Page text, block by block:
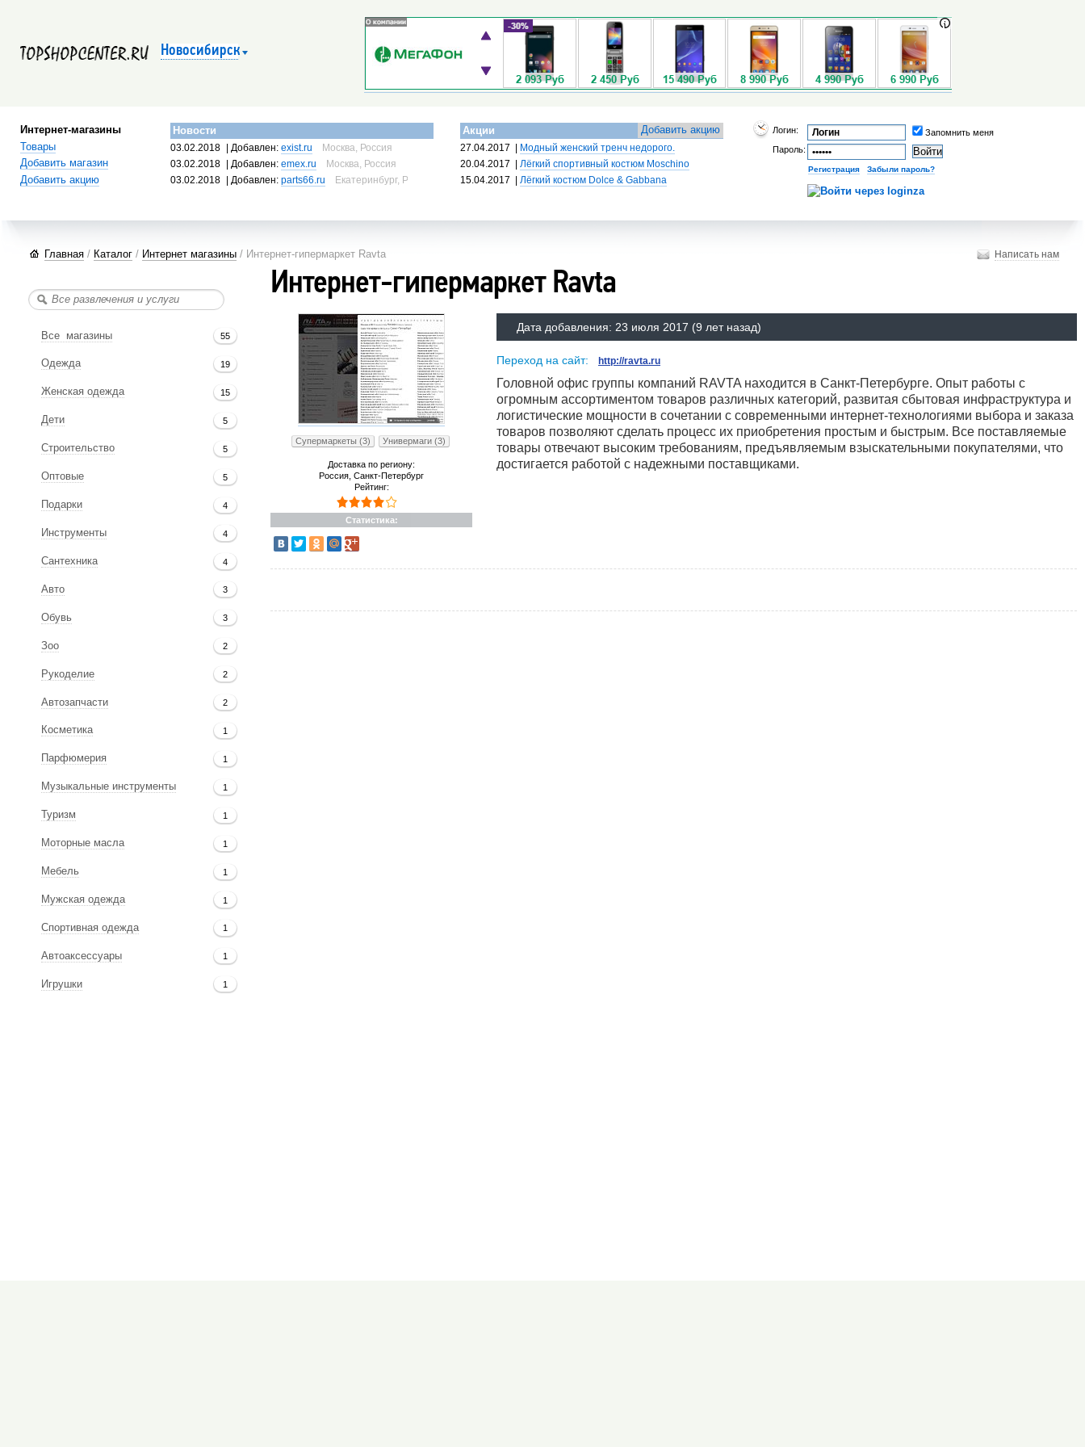
Новосибирск
Интернет-магазины
Товары
Добавить магазин
Добавить акцию
Новости
03.02.2018 | Добавлен: exist.ru
Москва, Россия
03.02.2018
| Добавлен: emex.ru
Москва, Россия
03.02.2018
| Добавлен: parts66.ru Екатеринбург, Россия
Добавить акцию
Акции
27.04.2017
Модный женский тренч недорого.
20.04.2017
Лёгкий спортивный костюм Moschino
15.04.2017
Лёгкий костюм Dolce & Gabbana
Логин:
Запомнить меня
Пароль:
Регистрация| Забыли пароль?
Написать нам
Главная / Каталог / Интернет магазины / Интернет-гипермаркет Ravta
Все магазины 55
Одежда 19
Женская одежда 15
Дети 5
Строительство 5
Оптовые 5
Подарки 4
Инструменты 4
Сантехника 4
Авто 3
Обувь 3
Зоо 2
Рукоделие 2
Автозапчасти 2
Косметика 1
Парфюмерия 1
Музыкальные инструменты 1
Туризм 1
Моторные масла 1
Мебель 1
Мужская одежда 1
Спортивная одежда 1
Автоаксессуары 1
Игрушки 1
Интернет-гипермаркет Ravta
Супермаркеты (3) Универмаги (3)
Доставка по региону:
Россия, Санкт-Петербург
Рейтинг:
Статистика:
Дата добавления: 23 июля 2017 (9 лет назад)
Переход на сайт: http://ravta.ru
Головной офис группы компаний RAVTA находится в Санкт-Петербурге. Опыт работы с
огромным ассортиментом товаров различных категорий, развитая сбытовая инфраструктура и
логистические мощности в сочетании с современными интернет-технологиями выбора и заказа
товаров позволяют сделать процесс их приобретения простым и быстрым. Все поставляемые
товары отвечают высоким требованиям, предъявляемым взыскательными покупателями, что
достигается работой с надежными поставщиками.